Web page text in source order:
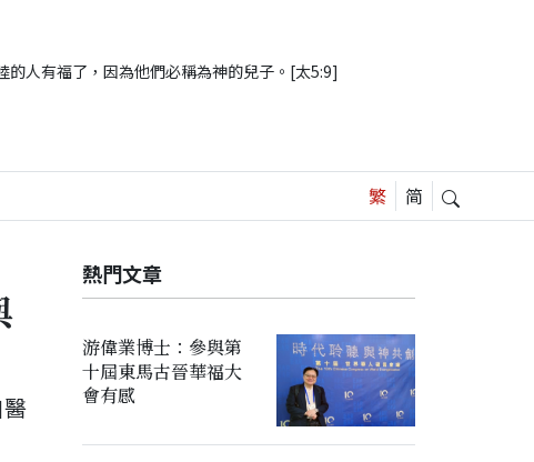
的人有福了，因為他們必稱為神的兒子。[太5:9]
熱門文章
游偉業博士：參與第
十屆東馬古晉華福大
會有感